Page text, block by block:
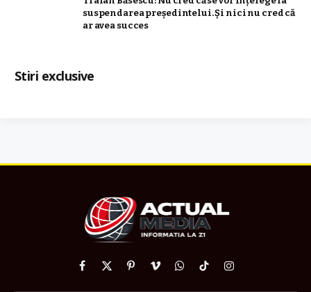
suspendarea preşedintelui. Şi nici nu cred că
ar avea succes
Stiri exclusive
Facebook
X
PinterestVimeoWhatsApp
TikTokInstagram